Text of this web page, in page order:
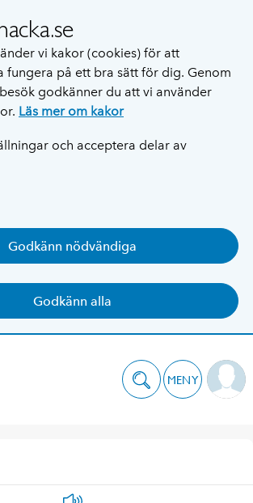
vi kakor (cookies) för att
fungera på ett bra sätt för dig. Genom
godkänner du att vi använder
Läs mer om kakor
och acceptera delar av
Godkänn nödvändiga
Godkänn alla
MENY